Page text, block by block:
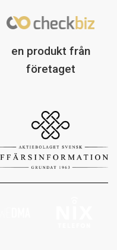
en produkt från
företaget